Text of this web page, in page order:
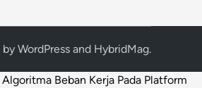
by WordPress and HybridMag.
Beban Kerja Pada Platform